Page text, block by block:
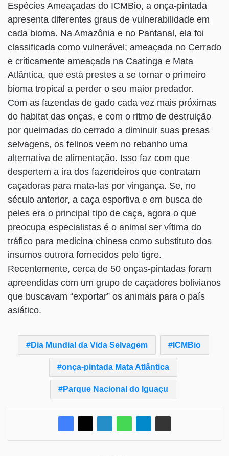
Espécies Ameaçadas do ICMBio, a onça-pintada
apresenta diferentes graus de vulnerabilidade em
cada bioma. Na Amazônia e no Pantanal, ela foi
classificada como vulnerável; ameaçada no Cerrado
e criticamente ameaçada na Caatinga e Mata
Atlântica, que está prestes a se tornar o primeiro
bioma tropical a perder o seu maior predador.
Com as fazendas de gado cada vez mais próximas
do habitat das onças, e com o ritmo de destruição
por queimadas do cerrado a diminuir suas presas
selvagens, os felinos veem no rebanho uma
alternativa de alimentação. Isso faz com que
despertem a ira dos fazendeiros que contratam
caçadoras para mata-las por vingança. Se, no
século anterior, a caça esportiva e em busca de
peles era o principal tipo de caça, agora o que
preocupa especialistas é o animal ser vítima do
tráfico para medicina chinesa como substituto dos
insumos outrora fornecidos pelo tigre.
Recentemente, cerca de 50 onças-pintadas foram
apreendidas com um grupo de caçadores bolivianos
que buscavam “exportar” os animais para o país
asiático.
Dia Mundial da Vida Selvagem ICMBio
onça-pintada Mata Atlântica
Parque Nacional do Iguaçu